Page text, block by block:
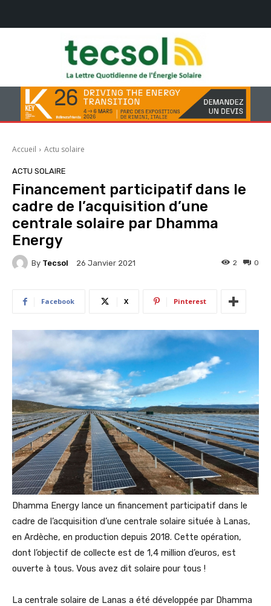
Accueil Actu solaire
ACTU SOLAIRE
Financement participatif dans le
cadre de l’acquisition d’une
centrale solaire par Dhamma
Energy
By Tecsol 26 Janvier 2021 0
2
Facebook X Pinterest
Dhamma Energy lance un financement participatif dans le
cadre de l’acquisition d’une centrale solaire située à Lanas,
en Ardèche, en production depuis 2018. Cette opération,
dont l’objectif de collecte est de 1,4 million d’euros, est
ouverte à tous. Vous avez dit solaire pour tous !
La centrale solaire de Lanas a été développée par Dhamma